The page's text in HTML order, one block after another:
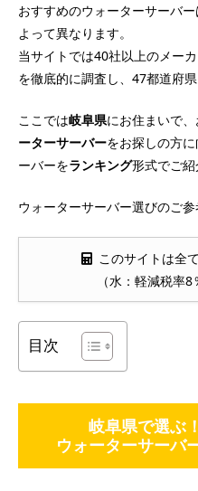
おすすめのウォーターサーバー
よって異なります。
当サイトでは40社以上のメー
を徹底的に調査し、47都道府
ここでは岐阜県にお住まいで
ーターサーバーをお探しの方
ーバーをランキング形式でご紹
ウォーターサーバー選びのご
このサイトは全
（水：軽減税率
目次
岐阜県で選ぶ
ウォーターサーバ